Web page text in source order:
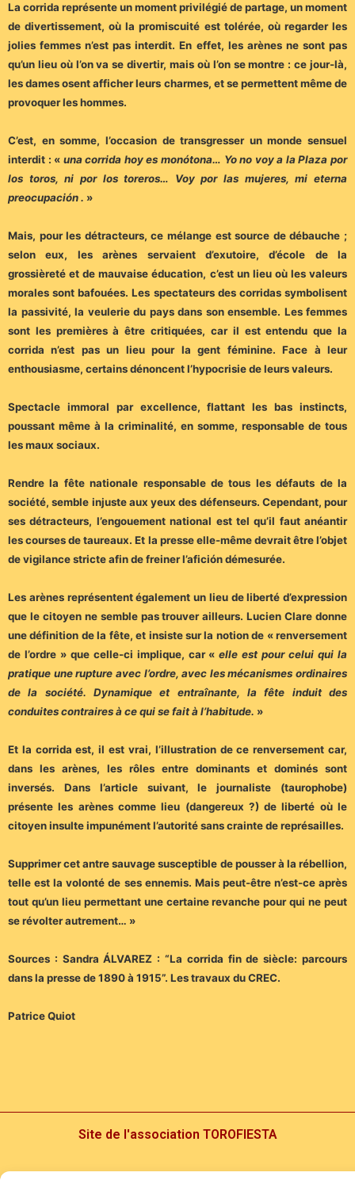
La corrida représente un moment privilégié de partage, un moment
de divertissement, où la promiscuité est tolérée, où regarder les
jolies femmes n’est pas interdit. En effet, les arènes ne sont pas
qu’un lieu où l’on va se divertir, mais où l’on se montre : ce jour-là,
les dames osent afficher leurs charmes, et se permettent même de
provoquer les hommes.
C’est, en somme, l’occasion de transgresser un monde sensuel
interdit : « una corrida hoy es monótona… Yo no voy a la Plaza por
los toros, ni por los toreros… Voy por las mujeres, mi eterna
preocupación . »
Mais, pour les détracteurs, ce mélange est source de débauche ;
selon eux, les arènes servaient d’exutoire, d’école de la
grossièreté et de mauvaise éducation, c’est un lieu où les valeurs
morales sont bafouées. Les spectateurs des corridas symbolisent
la passivité, la veulerie du pays dans son ensemble. Les femmes
sont les premières à être critiquées, car il est entendu que la
corrida n’est pas un lieu pour la gent féminine. Face à leur
enthousiasme, certains dénoncent l’hypocrisie de leurs valeurs.
Spectacle immoral par excellence, flattant les bas instincts,
poussant même à la criminalité, en somme, responsable de tous
les maux sociaux.
Rendre la fête nationale responsable de tous les défauts de la
société, semble injuste aux yeux des défenseurs. Cependant, pour
ses détracteurs, l’engouement national est tel qu’il faut anéantir
les courses de taureaux. Et la presse elle-même devrait être l’objet
de vigilance stricte afin de freiner l’afición démesurée.
Les arènes représentent également un lieu de liberté d’expression
que le citoyen ne semble pas trouver ailleurs. Lucien Clare donne
une définition de la fête, et insiste sur la notion de « renversement
de l’ordre » que celle-ci implique, car «elle est pour celui qui la
pratique une rupture avec l’ordre, avec les mécanismes ordinaires
de la société. Dynamique et entraînante, la fête induit des
conduites contraires à ce qui se fait à l’habitude. »
Et la corrida est, il est vrai, l’illustration de ce renversement car,
dans les arènes, les rôles entre dominants et dominés sont
inversés. Dans l’article suivant, le journaliste (taurophobe)
présente les arènes comme lieu (dangereux ?) de liberté où le
citoyen insulte impunément l’autorité sans crainte de représailles.
Supprimer cet antre sauvage susceptible de pousser à la rébellion,
telle est la volonté de ses ennemis. Mais peut-être n’est-ce après
tout qu’un lieu permettant une certaine revanche pour qui ne peut
se révolter autrement… »
Sources : Sandra ÁLVAREZ : “La corrida fin de siècle: parcours
dans la presse de 1890 à 1915”. Les travaux du CREC.
Patrice Quiot
Site de l'association TOROFIESTA